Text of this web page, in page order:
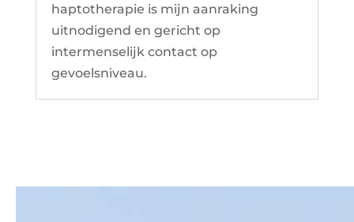
haptotherapie is mijn aanraking
uitnodigend en gericht op
intermenselijk contact op
gevoelsniveau.